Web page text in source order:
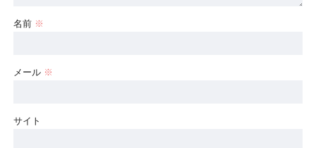
名前 ※
メール ※
サイト